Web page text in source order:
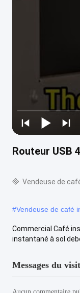
Routeur USB
Vendeuse de
#Vendeuse de café
Commercial Café
instantané à sol
Messages du
Aucun commentaire